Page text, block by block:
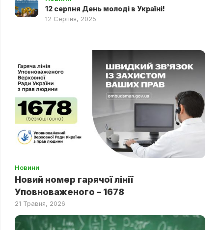
12 серпня День молоді в Україні!
12 Серпня, 2025
Новини
Новий номер гарячої лінії
Уповноваженого – 1678
21 Травня, 2026